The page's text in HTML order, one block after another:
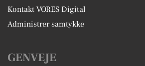
Kontakt VORES Digital
Administrer samtykke
GENVEJE